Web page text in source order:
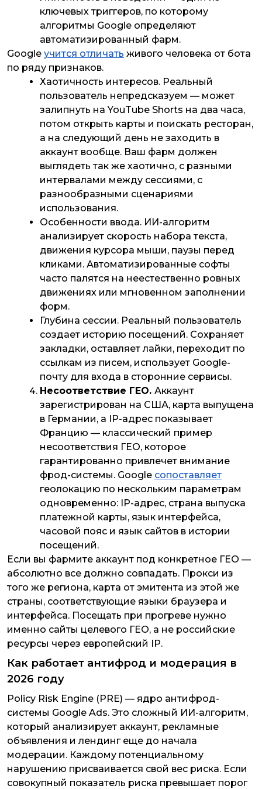
ключевых триггеров, по которому
алгоритмы Google определяют
автоматизированный фарм.
Google учится отличать живого человека от бота
по ряду признаков.
Хаотичность интересов. Реальный
пользователь непредсказуем — может
залипнуть на YouTube Shorts на два часа,
потом открыть карты и поискать ресторан,
а на следующий день не заходить в
аккаунт вообще. Ваш фарм должен
выглядеть так же хаотично, с разными
интервалами между сессиями, с
разнообразными сценариями
использования.
Особенности ввода. ИИ-алгоритм
анализирует скорость набора текста,
движения курсора мыши, паузы перед
кликами. Автоматизированные софты
часто палятся на неестественно ровных
движениях или мгновенном заполнении
форм.
Глубина сессии. Реальный пользователь
создает историю посещений. Сохраняет
закладки, оставляет лайки, переходит по
ссылкам из писем, использует Google-
почту для входа в сторонние сервисы.
Несоответствие ГЕО. Аккаунт
зарегистрирован на США, карта выпущена
в Германии, а IP-адрес показывает
Францию — классический пример
несоответствия ГЕО, которое
гарантированно привлечет внимание
фрод-системы. Google сопоставляет
геолокацию по нескольким параметрам
одновременно: IP-адрес, страна выпуска
платежной карты, язык интерфейса,
часовой пояс и язык сайтов в истории
посещений.
Если вы фармите аккаунт под конкретное ГЕО —
абсолютно все должно совпадать. Прокси из
того же региона, карта от эмитента из этой же
страны, соответствующие языки браузера и
интерфейса. Посещать при прогреве нужно
именно сайты целевого ГЕО, а не российские
ресурсы через европейский IP.
Как работает антифрод и модерация в
2026 году
Policy Risk Engine (PRE) — ядро антифрод-
системы Google Ads. Это сложный ИИ-алгоритм,
который анализирует аккаунт, рекламные
объявления и лендинг еще до начала
модерации. Каждому потенциальному
нарушению присваивается свой вес риска. Если
совокупный показатель риска превышает порог